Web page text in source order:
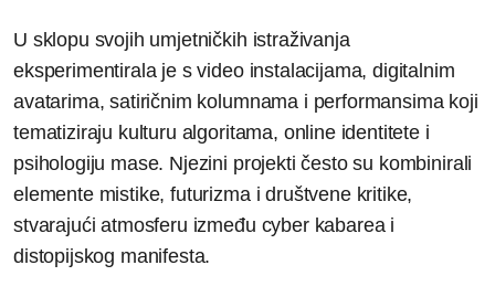
U sklopu svojih umjetničkih istraživanja
eksperimentirala je s video instalacijama, digitalnim
avatarima, satiričnim kolumnama i performansima koji
tematiziraju kulturu algoritama, online identitete i
psihologiju mase. Njezini projekti često su kombinirali
elemente mistike, futurizma i društvene kritike,
stvarajući atmosferu između cyber kabarea i
distopijskog manifesta.